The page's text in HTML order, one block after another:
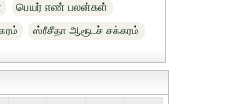
பெயர் எண் பலன்கள்
ஸ்ரீசீதா ஆரூடச் சக்கரம்